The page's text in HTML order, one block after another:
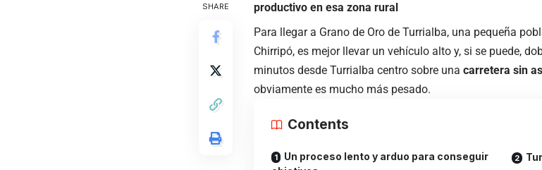
SHARE
productivo en esa zona rural
Para llegar a Grano de Oro de Turrialba, una pequeña
Chirripó, es mejor llevar un vehículo alto y, si se puede,
minutos desde Turrialba centro sobre una carretera sin
obviamente es mucho más pesado.
Contents
Un proceso lento y arduo para conseguir